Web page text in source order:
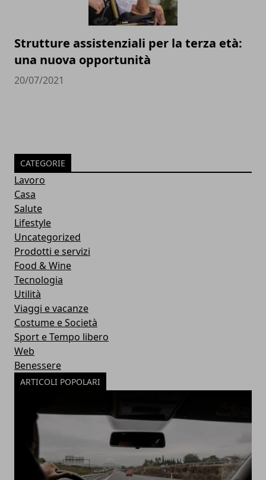
Strutture assistenziali per la terza età:
una nuova opportunità
20/07/2021
CATEGORIE
Lavoro
Casa
Salute
Lifestyle
Uncategorized
Prodotti e servizi
Food & Wine
Tecnologia
Utilità
Viaggi e vacanze
Costume e Società
Sport e Tempo libero
Web
Benessere
ARTICOLI POPOLARI